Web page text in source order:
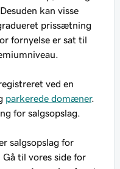
kan visse
prissætning
fornyelse er sat til
ved en
parkerede domæner.
for salgsopslag.
salgsopslag for
til vores side for